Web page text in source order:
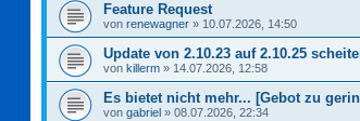
Feature Request
von renewagner » 10.07.2026, 14:50
Update von 2.10.23 auf 2.10.25
von killerm » 14.07.2026, 12:58
Es bietet nicht mehr... [Gebot zu
von gabriel » 08.07.2026, 22:34